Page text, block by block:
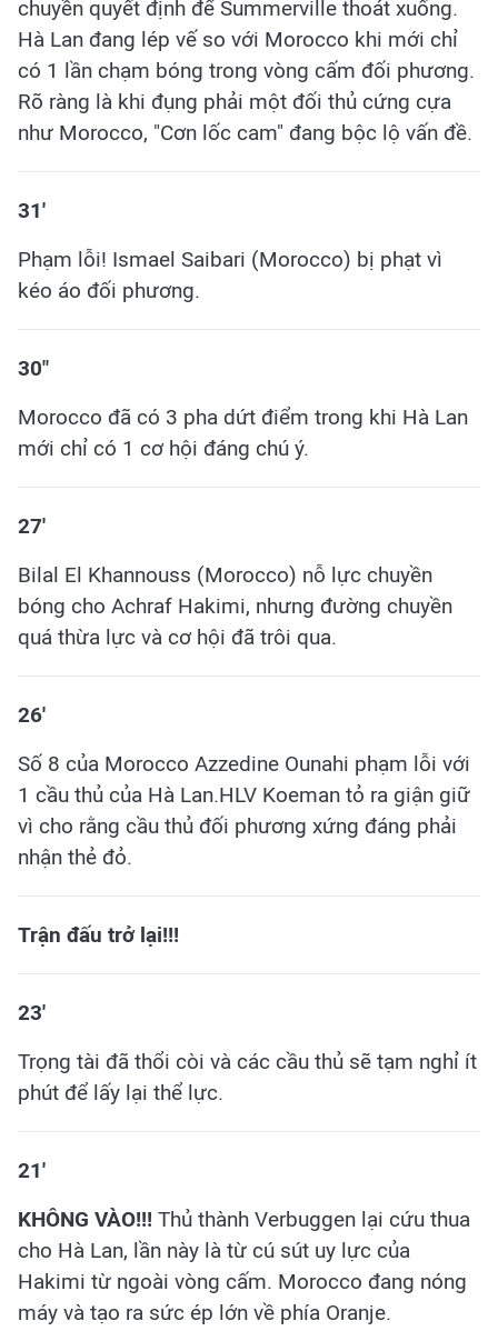
chuyền quyết định để Summerville thoát xuống.
Hà Lan đang lép vế so với Morocco khi mới chỉ
có 1 lần chạm bóng trong vòng cấm đối phương.
Rõ ràng là khi đụng phải một đối thủ cứng cựa
như Morocco, "Cơn lốc cam" đang bộc lộ vấn đề.
31'
Phạm lỗi! Ismael Saibari (Morocco) bị phạt vì
kéo áo đối phương.
30"
Morocco đã có 3 pha dứt điểm trong khi Hà Lan
mới chỉ có 1 cơ hội đáng chú ý.
27'
Bilal El Khannouss (Morocco) nỗ lực chuyền
bóng cho Achraf Hakimi, nhưng đường chuyền
quá thừa lực và cơ hội đã trôi qua.
26'
Số 8 của Morocco Azzedine Ounahi phạm lỗi với
1 cầu thủ của Hà Lan.HLV Koeman tỏ ra giận giữ
vì cho rằng cầu thủ đối phương xứng đáng phải
nhận thẻ đỏ.
Trận đấu trở lại!!!
23'
Trọng tài đã thổi còi và các cầu thủ sẽ tạm nghỉ ít
phút để lấy lại thể lực.
21'
KHÔNG VÀO!!! Thủ thành Verbuggen lại cứu thua
cho Hà Lan, lần này là từ cú sút uy lực của
Hakimi từ ngoài vòng cấm. Morocco đang nóng
máy và tạo ra sức ép lớn về phía Oranje.